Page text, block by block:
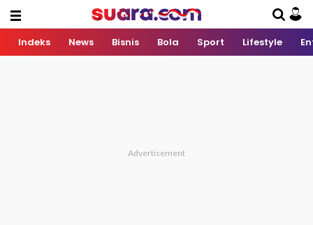
Indeks News Bisnis Bola Sport Lifestyle